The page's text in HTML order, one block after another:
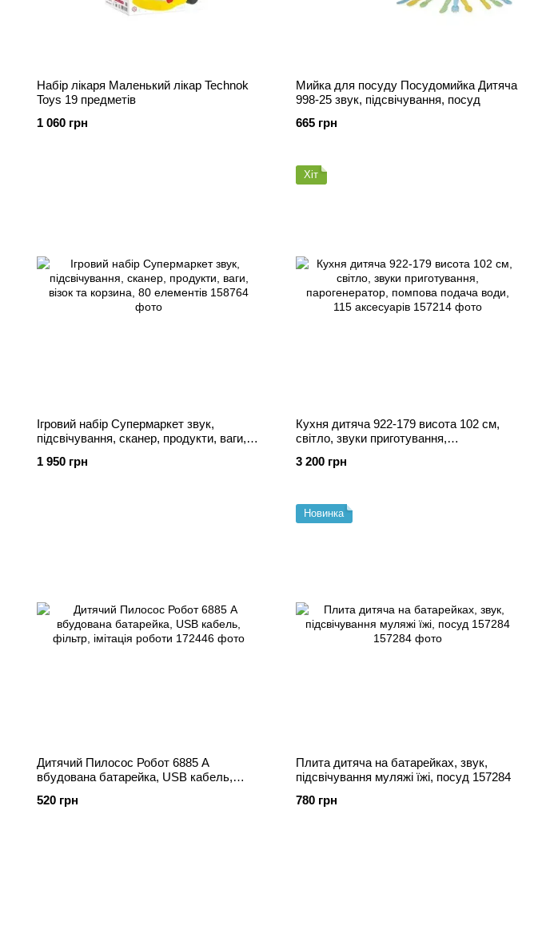
Набір лікаря Маленький лікар Technok
Toys 19 предметів
1 060 грн
Мийка для посуду Посудомийка Дитяча
998-25 звук, підсвічування, посуд
665 грн
Ігровий набір Супермаркет звук,
підсвічування, сканер, продукти, ваги,
1 950 грн
Хіт
Кухня дитяча 922-179 висота 102 см,
світло, звуки приготування,
115 аксесуарів
3 200 грн
Дитячий Пилосос Робот 6885 A
вбудована батарейка, USB кабель,
520 грн
Новинка
Плита дитяча на батарейках, звук,
підсвічування муляжі їжі, посуд 157284
780 грн